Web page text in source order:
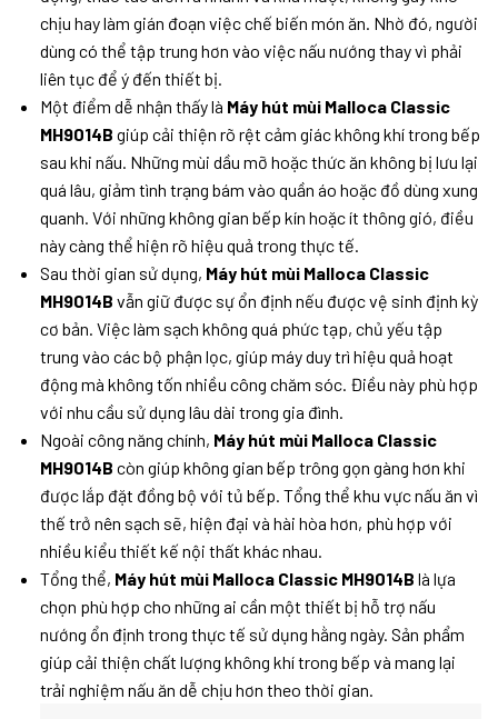
chịu hay làm gián đoạn việc chế biến món ăn. Nhờ đó, người
dùng có thể tập trung hơn vào việc nấu nướng thay vì phải
liên tục để ý đến thiết bị.
Một điểm dễ nhận thấy là Máy hút mùi Malloca Classic
MH9014B giúp cải thiện rõ rệt cảm giác không khí trong bếp
sau khi nấu. Những mùi dầu mỡ hoặc thức ăn không bị lưu lại
quá lâu, giảm tình trạng bám vào quần áo hoặc đồ dùng xung
quanh. Với những không gian bếp kín hoặc ít thông gió, điều
này càng thể hiện rõ hiệu quả trong thực tế.
Sau thời gian sử dụng, Máy hút mùi Malloca Classic
MH9014B vẫn giữ được sự ổn định nếu được vệ sinh định kỳ
cơ bản. Việc làm sạch không quá phức tạp, chủ yếu tập
trung vào các bộ phận lọc, giúp máy duy trì hiệu quả hoạt
động mà không tốn nhiều công chăm sóc. Điều này phù hợp
với nhu cầu sử dụng lâu dài trong gia đình.
Ngoài công năng chính, Máy hút mùi Malloca Classic
MH9014B còn giúp không gian bếp trông gọn gàng hơn khi
được lắp đặt đồng bộ với tủ bếp. Tổng thể khu vực nấu ăn vì
thế trở nên sạch sẽ, hiện đại và hài hòa hơn, phù hợp với
nhiều kiểu thiết kế nội thất khác nhau.
Tổng thể, Máy hút mùi Malloca Classic MH9014B là lựa
chọn phù hợp cho những ai cần một thiết bị hỗ trợ nấu
nướng ổn định trong thực tế sử dụng hằng ngày. Sản phẩm
giúp cải thiện chất lượng không khí trong bếp và mang lại
trải nghiệm nấu ăn dễ chịu hơn theo thời gian.